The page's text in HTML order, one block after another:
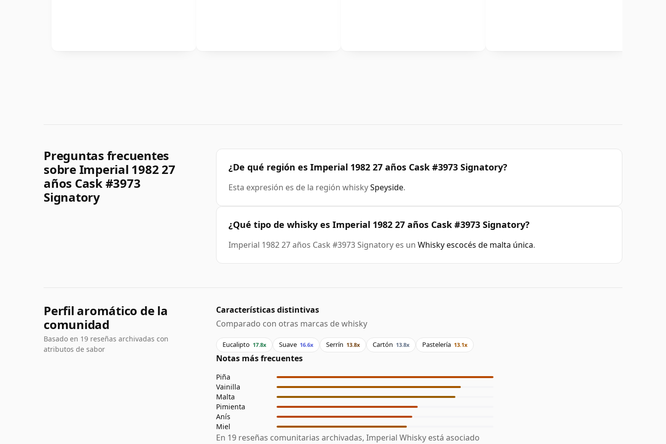
Preguntas frecuentes
sobre Imperial 1982 27
años Cask #3973
Signatory
¿De qué región es Imperial 1982 27 años Cask #3973 Signatory?
Esta expresión es de la región whiskySpeyside.
¿Qué tipo de whisky es Imperial 1982 27 años Cask #3973 Signatory?
Imperial 1982 27 años Cask #3973 Signatory es un Whisky escocés de malta única.
Perfil aromático de la
comunidad
Basado en 19 reseñas archivadas con
atributos de sabor
Características distintivas
Comparado con otras marcas de whisky
Eucalipto 17.8x Suave 16.6x Serrín 13.8x Cartón 13.8x Pastelería 13.1x
Notas más frecuentes
Piña
Vainilla
Malta
Pimienta
Anís
Miel
En 19 reseñas comunitarias archivadas, Imperial Whisky está asociado